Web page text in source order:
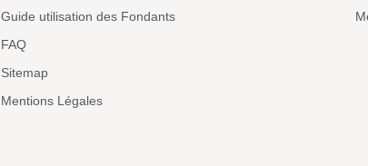
Guide utilisation des Fondants
FAQ
Sitemap
Mentions Légales